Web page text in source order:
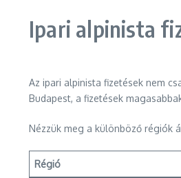
Ipari alpinista
Az ipari alpinista fizetések nem
Budapest, a fizetések
Nézzük meg a különböző régiók
Régió